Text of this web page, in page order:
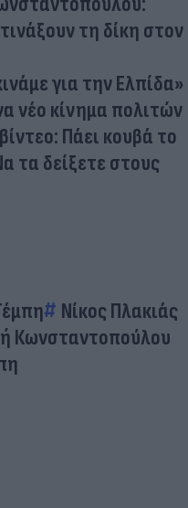
τη δίκη στον
για την Ελπίδα»
νέο κίνημα πολιτών
Πάει κουβά το
τα δείξετε στους
Νίκος Πλακιάς
Κωνσταντοπούλου